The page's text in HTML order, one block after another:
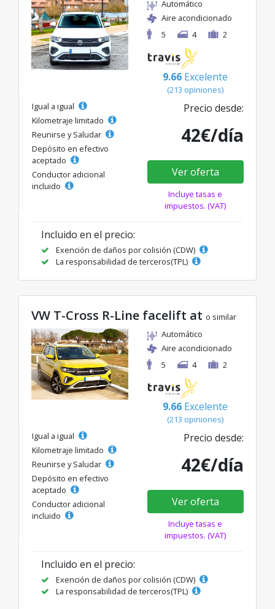
Automático
Aire acondicionado
5
4 2
9.66 Excelente
(213 opiniones)
Igual a igual
Kilometraje limitado
Reunirse y Saludar
Depósito en efectivo
aceptado
Conductor adicional
incluido
Precio desde:
42€/día
Ver oferta
Incluye tasas e
impuestos. (VAT)
Incluido en el precio:
Exención de daños por colisión (CDW)
La responsabilidad de terceros(TPL)
VW T-Cross R-Line facelift at o similar
Automático
Aire acondicionado
5
4 2
9.66 Excelente
(213 opiniones)
Igual a igual
Kilometraje limitado
Reunirse y Saludar
Depósito en efectivo
aceptado
Conductor adicional
incluido
Precio desde:
42€/día
Ver oferta
Incluye tasas e
impuestos. (VAT)
Incluido en el precio:
Exención de daños por colisión (CDW)
La responsabilidad de terceros(TPL)